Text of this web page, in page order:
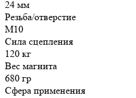
24 мм
Резьба/отверстие
М10
Сила сцепления
120 кг
Вес магнита
680 гр
Сфера применения